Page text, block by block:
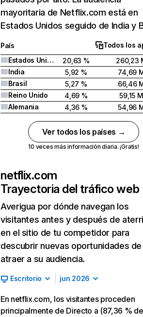
mayoritaria de Netflix.com está en
Estados Unidos seguido de India y
País
Todos los
Estados Unidos
20,63 %
260,23
India
5,92 %
74,69
Brasil
5,27 %
66,46
Reino Unido
4,69 %
59,15 M
Alemania
4,36 % 54,96
Ver todos los países →
10 veces más información diaria. ¡Gratis!
netflix.com
Trayectoria del tráfico web
Averigua por dónde navegan los
visitantes antes y después de
en el sitio de tu competidor para
descubrir nuevas oportunidades de
atraer a su audiencia.
Escritorio jun 2026
En netflix.com, los visitantes proceden
principalmente de Directo a (87,36 % de